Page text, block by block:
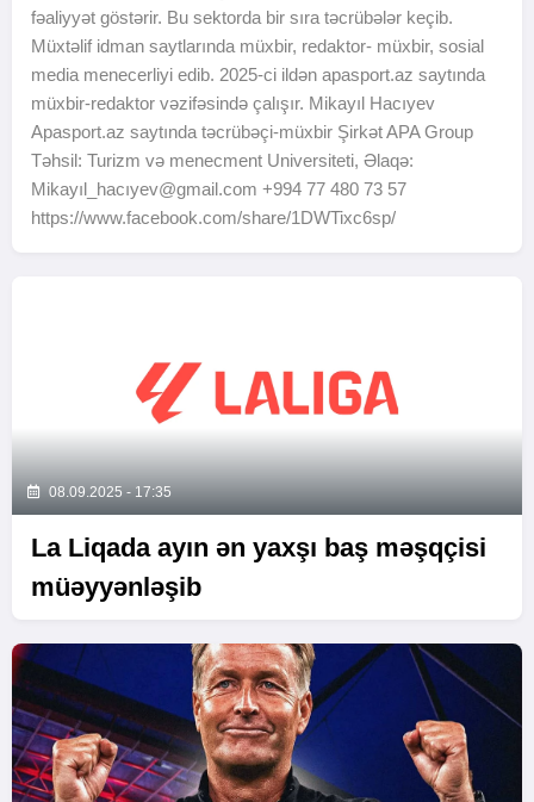
fəaliyyət göstərir. Bu sektorda bir sıra təcrübələr keçib.
Müxtəlif idman saytlarında müxbir, redaktor- müxbir, sosial
media menecerliyi edib. 2025-ci ildən apasport.az saytında
müxbir-redaktor vəzifəsində çalışır. Mikayıl Hacıyev
Apasport.az saytında təcrübəçi-müxbir Şirkət APA Group
Təhsil: Turizm və menecment Universiteti, Əlaqə:
Mikayıl_hacıyev@gmail.com +994 77 480 73 57
https://www.facebook.com/share/1DWTixc6sp/
08.09.2025 - 17:35
La Liqada ayın ən yaxşı baş məşqçisi
müəyyənləşib